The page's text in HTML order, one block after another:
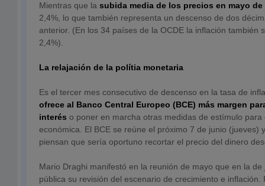
Mientras que la subida media de los precios en mayo de
2,4%, lo que también representa un descenso de dos
anterior. (En los 34 países de la OCDE la inflación también
2,4%).
La relajación de la polítia monetaria
Es el tercer mes consecutivo de descenso en la tasa de
ofrece al Banco Central Europeo (BCE) más margen
interés o poner en marcha otras medidas de estímulo
económica. El BCE se reúne el próximo 7 de junio (jueves)
piensan que sería oportuno recortar el precio del dinero
Mario Draghi manifestó en la reunión de mayo que en la de
pública su revisión del escenario de crecimiento e inflación.